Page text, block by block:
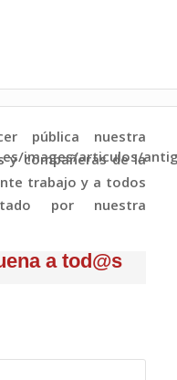
pública nuestra
y compañeras de la
trabajo y a todos
por nuestra
a tod@s